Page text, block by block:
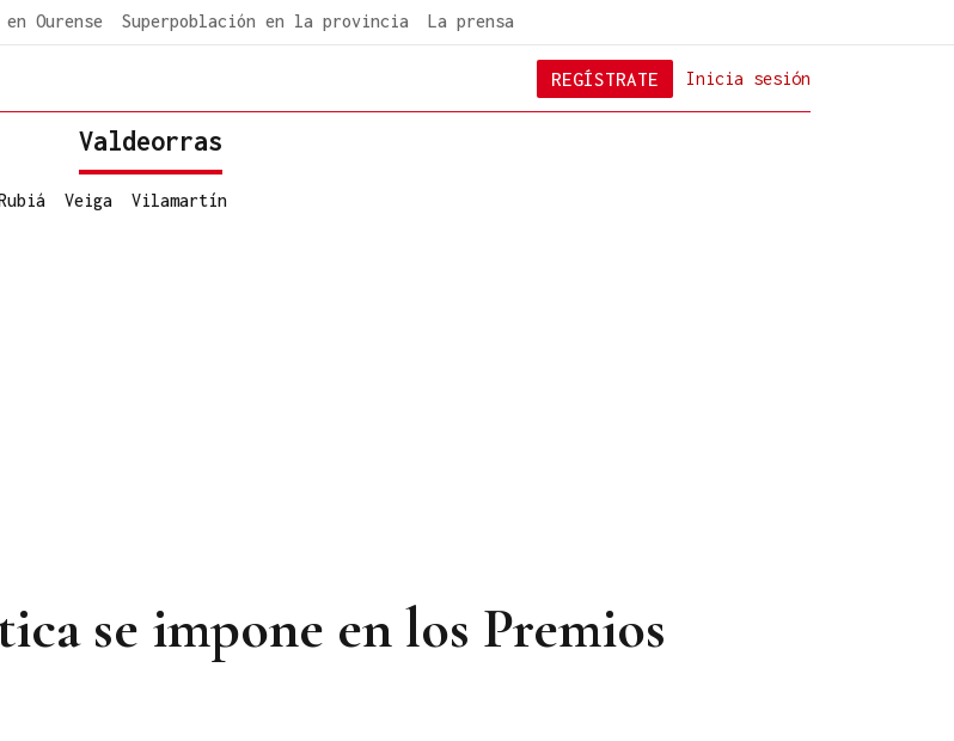
Ourense Superpoblación en la provincia La prensa
Inicia sesión
REGÍSTRATE
Valdeorras
Veiga Vilamartín
se impone en los Premios